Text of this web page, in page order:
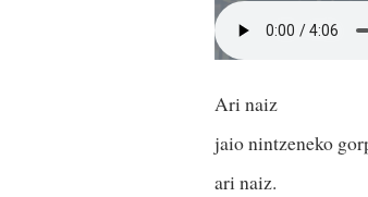
Ari naiz
jaio nintzeneko
ari naiz.